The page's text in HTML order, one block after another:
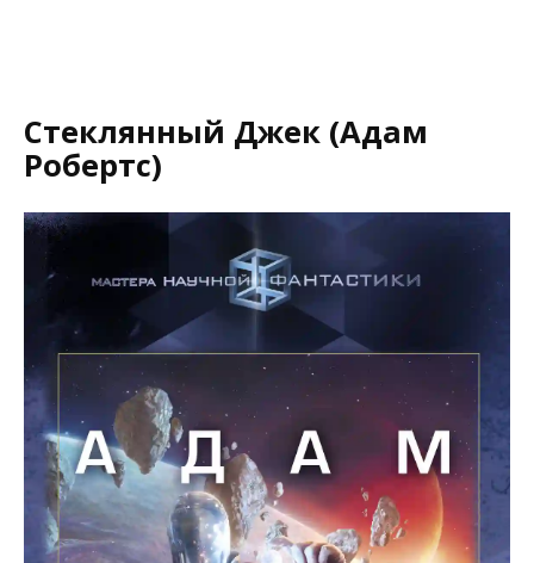
Стеклянный Джек (Адам
Робертс)